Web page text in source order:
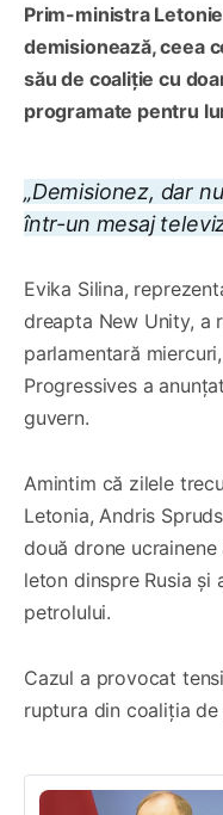
Prim-ministra
demisionează, ceea
său de coaliție cu
programate pentru
„Demisionez, dar
într-un mesaj
Evika Silina,
dreapta New Unity, a
parlamentară
Progressives a
guvern.
Amintim că zilele
Letonia, Andris
două drone
leton dinspre Rusia
petrolului.
Cazul a provocat
ruptura din coaliția de